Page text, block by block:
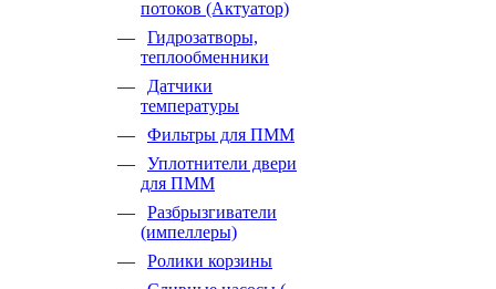
потоков (Актуатор)
Гидрозатворы,
теплообменники
Датчики
температуры
Фильтры для ПММ
Уплотнители двери
для ПММ
Разбрызгиватели
(импеллеры)
Ролики корзины